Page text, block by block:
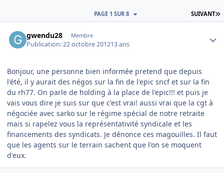
SUIVANT
PAGE 1 SUR 8
gwendu28 Membre
Publication:22 octobre 201213 ans
Bonjour, une personne bien informée pretend que depuis
l'été, il y aurait des négos sur la fin de l'epic sncf et sur la fin
du rh77. On parle de holding à la place de l'epic!!! et puis je
vais vous dire je suis sur que c'est vrai! aussi vrai que la cgt à
négociée avec sarko sur le régime spécial de notre retraite
mais si rapelez vous la représentativité syndicale et les
financements des syndicats. Je dénonce ces magouilles. Il faut
que les agents sur le terrain sachent que l'on se moquent
d'eux.